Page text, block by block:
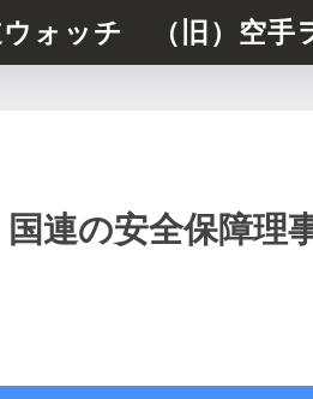
ォッチ （旧）空手
連の安全保障理